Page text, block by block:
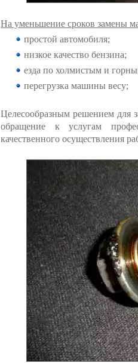
На уменьшение сроков замены
простой автомобиля;
низкое качество бензина;
езда по холмистым и
перегрузка машины весу;
Целесообразным решением для
обращение к услугам
качественного осуществления